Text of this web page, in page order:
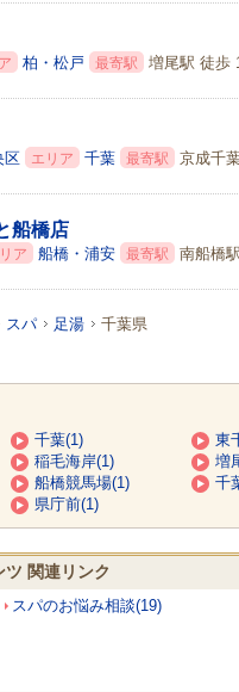
柏・松戸 最寄駅 増尾駅 徒歩
区 エリア 千葉 最寄駅 京成千
船橋店
ア 船橋・浦安 最寄駅 南船橋
スパ 足湯 千葉県
千葉(1) 東
稲毛海岸(1) 増
船橋競馬場(1) 千
県庁前(1)
ツ 関連リンク
スパのお悩み相談(19)